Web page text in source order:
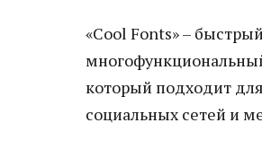
«Cool Fonts» –
который подходит
социальных сетей и